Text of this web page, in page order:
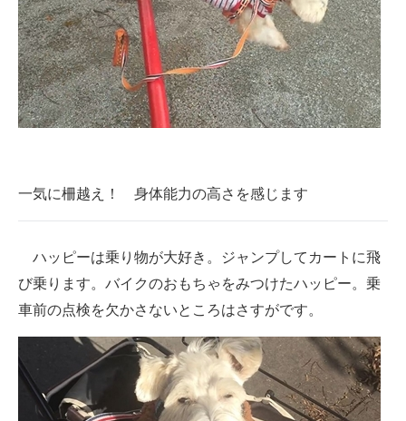
一気に柵越え！ 身体能力の高さを感じます
ハッピーは乗り物が大好き。ジャンプしてカートに飛
び乗ります。バイクのおもちゃをみつけたハッピー。乗
車前の点検を欠かさないところはさすがです。